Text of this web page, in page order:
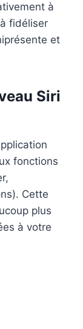
à
fidéliser
et
Siri
fonctions
Cette
plus
à votre